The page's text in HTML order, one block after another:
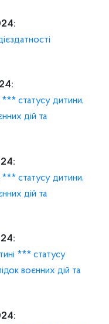
*** статусу дитини,
дій та
*** статусу дитини,
дій та
*** статусу
воєнних дій та